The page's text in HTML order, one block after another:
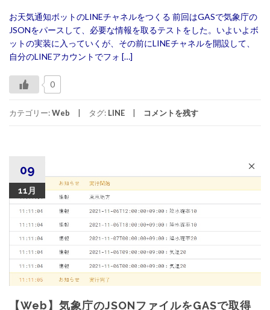
お天気通知ボットのLINEチャネルをつくる 前回はGASで気象庁の
JSONをパースして、必要な情報を取るテストをした。いよいよボ
ットの実装に入っていくが、その前にLINEチャネルを開設して、
自分のLINEアカウントでフォ […]
0
カテゴリー:Web タグ: LINE コメントを残す
09
11月
【Web】気象庁のJSONファイルをGASで取得